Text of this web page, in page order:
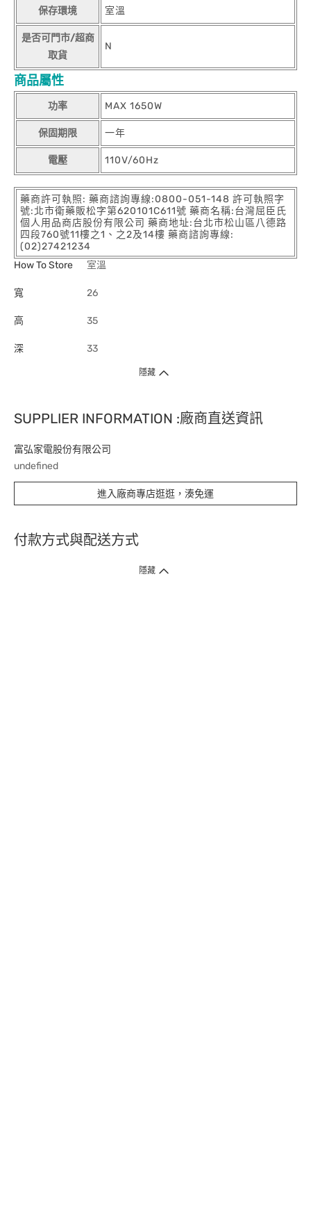
保存環境 室溫
是否可門市/超商
取貨
N
商品屬性
功率 MAX 1650W
保固期限 一年
電壓 110V/60Hz
藥商許可執照: 藥商諮詢專線:0800-051-148 許可執照字
號:北市衛藥販松字第620101C611號 藥商名稱:台灣屈臣氏
個人用品商店股份有限公司 藥商地址:台北市松山區八德路
四段760號11樓之1、之2及14樓 藥商諮詢專線:
(02)27421234
How To Store
室溫
寬 26
高 35
深 33
隱藏
SUPPLIER INFORMATION :廠商直送資訊
富弘家電股份有限公司
undefined
進入廠商專店逛逛，湊免運
付款方式與配送方式
隱藏